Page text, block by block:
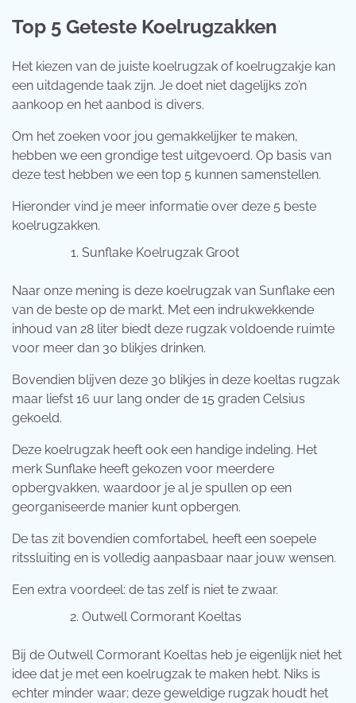
Top 5 Geteste Koelrugzakken
Het kiezen van de juiste koelrugzak of koelrugzakje kan
een uitdagende taak zijn. Je doet niet dagelijks zo’n
aankoop en het aanbod is divers.
Om het zoeken voor jou gemakkelijker te maken,
hebben we een grondige test uitgevoerd. Op basis van
deze test hebben we een top 5 kunnen samenstellen.
Hieronder vind je meer informatie over deze 5 beste
koelrugzakken.
Sunflake Koelrugzak Groot
Naar onze mening is deze koelrugzak van Sunflake een
van de beste op de markt. Met een indrukwekkende
inhoud van 28 liter biedt deze rugzak voldoende ruimte
voor meer dan 30 blikjes drinken.
Bovendien blijven deze 30 blikjes in deze koeltas rugzak
maar liefst 16 uur lang onder de 15 graden Celsius
gekoeld.
Deze koelrugzak heeft ook een handige indeling. Het
merk Sunflake heeft gekozen voor meerdere
opbergvakken, waardoor je al je spullen op een
georganiseerde manier kunt opbergen.
De tas zit bovendien comfortabel, heeft een soepele
ritssluiting en is volledig aanpasbaar naar jouw wensen.
Een extra voordeel: de tas zelf is niet te zwaar.
Outwell Cormorant Koeltas
Bij de Outwell Cormorant Koeltas heb je eigenlijk niet het
idee dat je met een koelrugzak te maken hebt. Niks is
echter minder waar; deze geweldige rugzak houdt het